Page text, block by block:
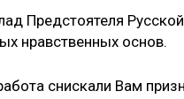
Предстоятеля
нравственных основ.
снискали Вам